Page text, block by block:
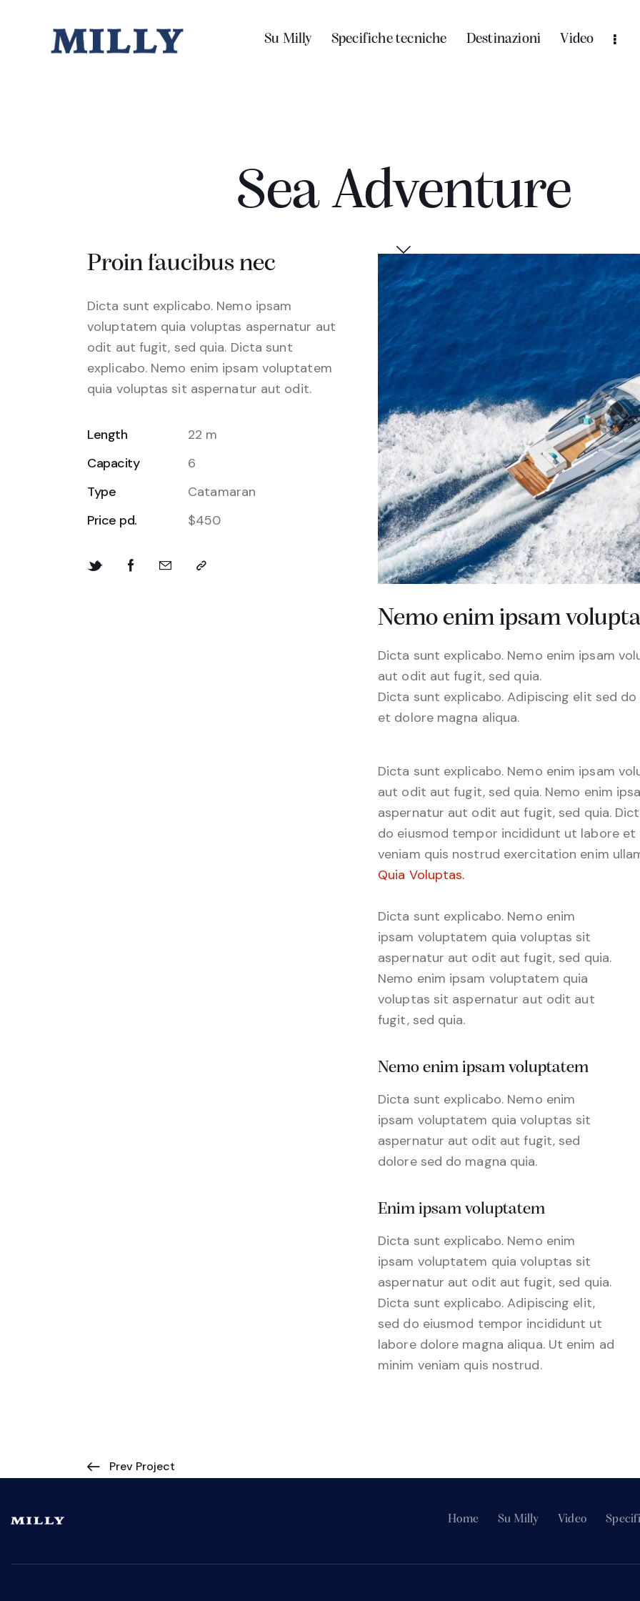
Su Milly Specifiche tecniche Destinazioni Video
Sea Adventure
Proin faucibus nec
Dicta sunt explicabo. Nemo ipsam
voluptatem quia voluptas aspernatur aut
odit aut fugit, sed quia. Dicta sunt
explicabo. Nemo enim ipsam voluptatem
quia voluptas sit aspernatur aut odit.
Length
22 m
Capacity
6
Type
Catamaran
Price pd.
$450
Nemo enim ipsam
Dicta sunt explicabo. Nemo enim ipsam
aut odit aut fugit, sed quia.
Dicta sunt explicabo. Adipiscing elit sed
et dolore magna aliqua.
Dicta sunt explicabo. Nemo enim ipsam
aut odit aut fugit, sed quia. Nemo enim
aspernatur aut odit aut fugit, sed quia.
do eiusmod tempor incididunt ut labore et
veniam quis nostrud exercitation enim
Quia Voluptas.
Dicta sunt explicabo. Nemo enim
ipsam voluptatem quia voluptas sit
aspernatur aut odit aut fugit, sed quia.
Nemo enim ipsam voluptatem quia
voluptas sit aspernatur aut odit aut
fugit, sed quia.
Nemo enim ipsam voluptatem
Dicta sunt explicabo. Nemo enim
ipsam voluptatem quia voluptas sit
aspernatur aut odit aut fugit, sed
dolore sed do magna quia.
Enim ipsam voluptatem
Dicta sunt explicabo. Nemo enim
ipsam voluptatem quia voluptas sit
aspernatur aut odit aut fugit, sed quia.
Dicta sunt explicabo. Adipiscing elit,
sed do eiusmod tempor incididunt ut
labore dolore magna aliqua. Ut enim ad
minim veniam quis nostrud.
Prev Project
Home Su Milly Video